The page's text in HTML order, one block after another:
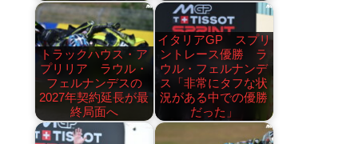
トラックハウス・ア
プリリア ラウル・
フェルナンデスの
2027年契約延長が最
終局面へ
イタリアGP スプリ
ントレース優勝 ラ
ウル・フェルナンデ
ス「非常にタフな状
況がある中での優勝
だった」